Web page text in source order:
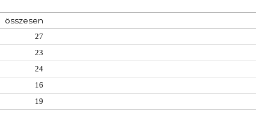
összesen
27
23
24
16
19